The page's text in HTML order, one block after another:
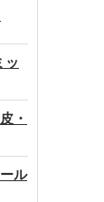
ッ
・
ル